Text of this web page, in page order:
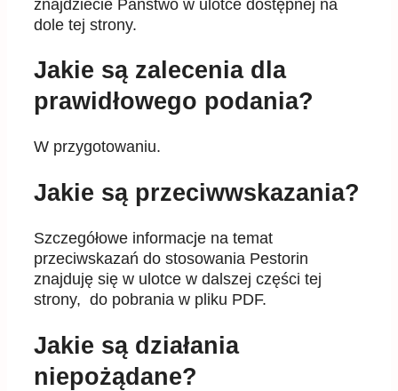
znajdziecie Państwo w ulotce dostępnej na
dole tej strony.
Jakie są zalecenia dla
prawidłowego podania?
W przygotowaniu.
Jakie są przeciwwskazania?
Szczegółowe informacje na temat
przeciwskazań do stosowania Pestorin
znajduję się w ulotce w dalszej części tej
strony, do pobrania w pliku PDF.
Jakie są działania
niepożądane?